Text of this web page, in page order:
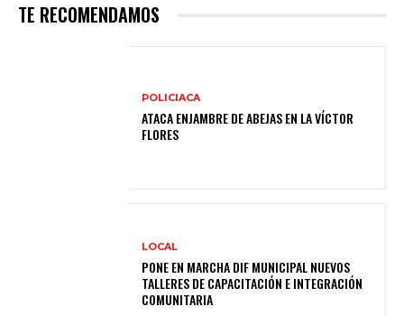
TE RECOMENDAMOS
POLICIACA
ATACA ENJAMBRE DE ABEJAS EN LA VÍCTOR
FLORES
LOCAL
PONE EN MARCHA DIF MUNICIPAL NUEVOS
TALLERES DE CAPACITACIÓN E INTEGRACIÓN
COMUNITARIA